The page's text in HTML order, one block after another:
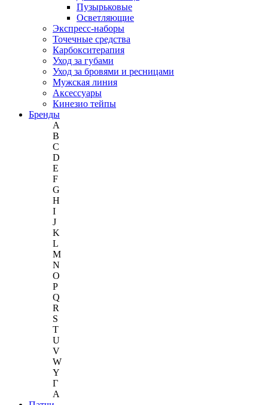
Пузырьковые
Осветляющие
Экспресс-наборы
Точечные средства
Карбокситерапия
Уход за губами
Уход за бровями и ресницами
Мужская линия
Аксессуары
Кинезио тейпы
Бренды
A
B
C
D
E
F
G
H
I
J
K
L
M
N
O
P
Q
R
S
T
U
V
W
Y
Г
A